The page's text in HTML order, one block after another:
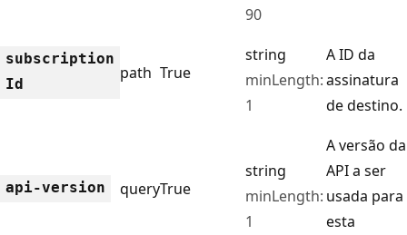
90
subscription
Id
path True
string
minLength:
1
A ID da
assinatura
de destino.
api-version queryTrue
string
minLength:
1
A versão da
API a ser
usada para
esta